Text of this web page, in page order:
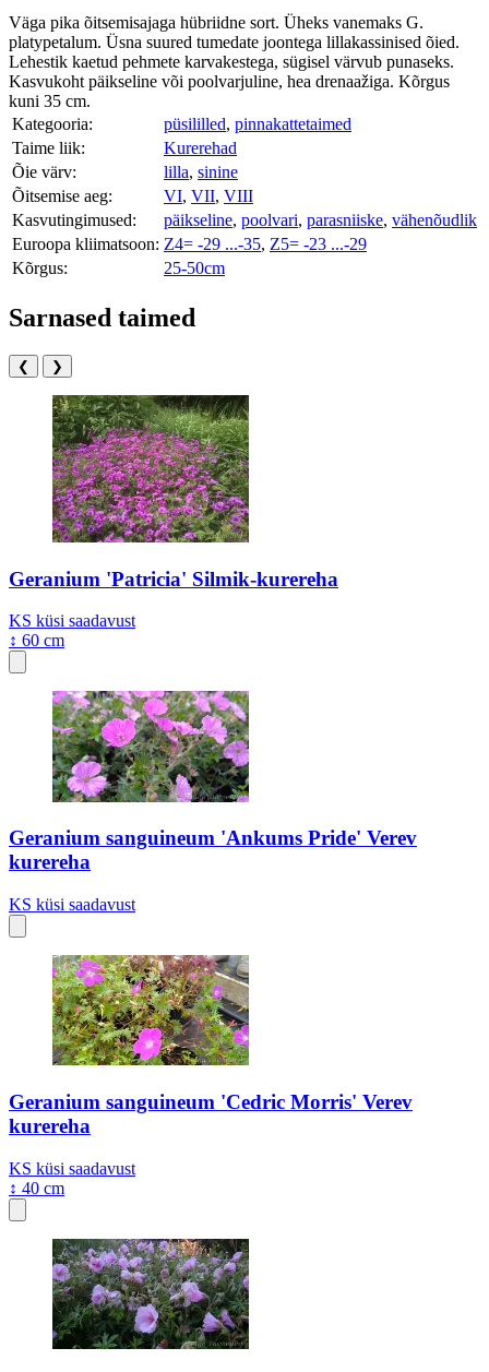
Väga pika õitsemisajaga hübriidne sort. Üheks vanemaks G.
platypetalum. Üsna suured tumedate joontega lillakassinised õied.
Lehestik kaetud pehmete karvakestega, sügisel värvub punaseks.
Kasvukoht päikseline või poolvarjuline, hea drenaažiga. Kõrgus
kuni 35 cm.
Kategooria:
püsililled, pinnakattetaimed
Taime liik:
Kurerehad
Õie värv:
lilla, sinine
Õitsemise aeg:
VI, VII, VIII
Kasvutingimused:
päikseline, poolvari, parasniiske, vähenõudlik
Euroopa kliimatsoon: Z4= -29 ...-35, Z5= -23 ...-29
Kõrgus:
25-50cm
Sarnased taimed
❮ ❯
Geranium 'Patricia' Silmik-kurereha
KS küsi saadavust
↕ 60 cm
Geranium sanguineum 'Ankums Pride' Verev
kurereha
KS küsi saadavust
Geranium sanguineum 'Cedric Morris' Verev
kurereha
KS küsi saadavust
↕ 40 cm